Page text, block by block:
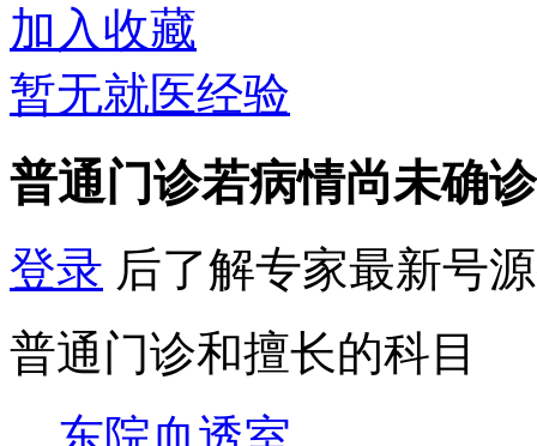
加入收藏
暂无就医经验
普通门诊若病情尚未确
登录 后了解专家最新号
普通门诊和擅长的科目